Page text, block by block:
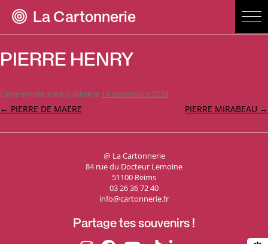
La Cartonnerie
PIERRE HENRY
Cette entrée a été publiée le 19 septembre 2024 .
Navigation
← PIERRE DE MAERE PIERRE MIRABEAU →
@ La Cartonnerie
84 rue du Docteur Lemoine
51100 Reims
03 26 36 72 40
info@cartonnerie.fr
Partage tes souvenirs !